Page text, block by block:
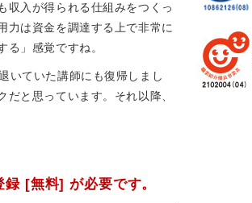
収入が得られる仕組みをつくっ
力は資金を調達する上で非常に
」感覚ですね。
いていた講師にも復帰しまし
と思っています。それ以降、
[無料] が必要です。